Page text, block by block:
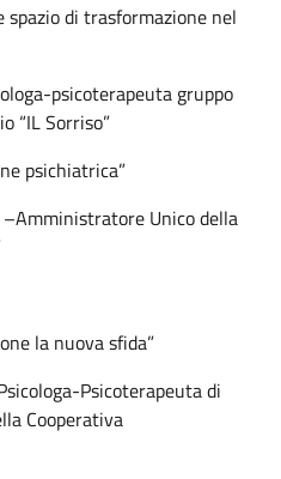
di trasformazione nel
psicoterapeuta gruppo
“IL Sorriso”
psichiatrica”
Unico della
la nuova sfida”
Psicoterapeuta di
Cooperativa